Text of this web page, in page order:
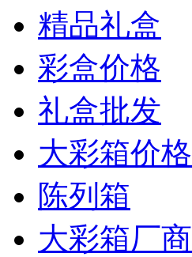
精品礼盒
彩盒价格
礼盒批发
大彩箱价格
陈列箱
大彩箱厂商